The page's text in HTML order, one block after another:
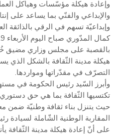
وإعادة هيكلة مؤسّسات وهياكل
والإبداعي والفنّي بما يساعد على
وإبداعيّة تسهم في الرقي بالذائقة
بالقصبة على مجلس وزاري مضيق
هيكلة مدينة الثّقافة بالشكل
التصرّف في مقدّراتها ومواردها.
وأبرز السّيد رئيس الحكومة في
تكتسيها الثّقافة بما هي حق
حيث يتنزل بناء ثقافة وطنيّة ضمن
المقاربة الوطنية الشّاملة
على أنّ إعادة هيكلة مدينة